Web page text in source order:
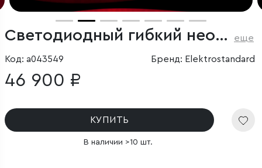
Светодиодный гибкий неон 220V 9.6W/м 144Led/м 2835 IP67 круглый, красный, 50 м еще
Код: a043549 Бренд: Elektrostandard
46 900 ₽
КУПИТЬ
В наличии >10 шт.